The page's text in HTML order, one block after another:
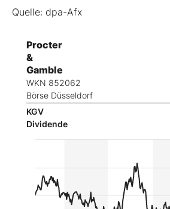
Quelle: dpa-Afx
Procter
&
Gamble
WKN 852062
Börse Düsseldorf
KGV
Dividende